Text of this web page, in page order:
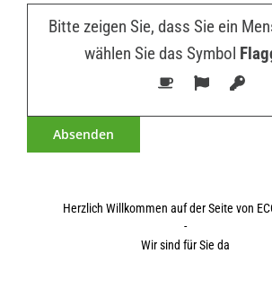
Bitte zeigen Sie, dass Sie ein
wählen Sie das Symbol
Herzlich Willkommen auf der Seite von
-
Wir sind für Sie da